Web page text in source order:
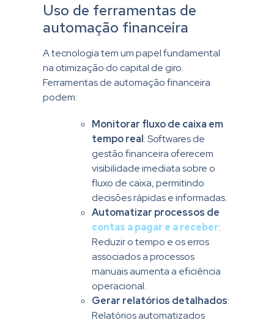
Uso de ferramentas de
automação financeira
A tecnologia tem um papel fundamental
na otimização do capital de giro.
Ferramentas de automação financeira
podem:
Monitorar fluxo de caixa em
tempo real: Softwares de
gestão financeira oferecem
visibilidade imediata sobre o
fluxo de caixa, permitindo
decisões rápidas e informadas.
Automatizar processos de
contas a pagar e a receber:
Reduzir o tempo e os erros
associados a processos
manuais aumenta a eficiência
operacional.
Gerar relatórios detalhados:
Relatórios automatizados